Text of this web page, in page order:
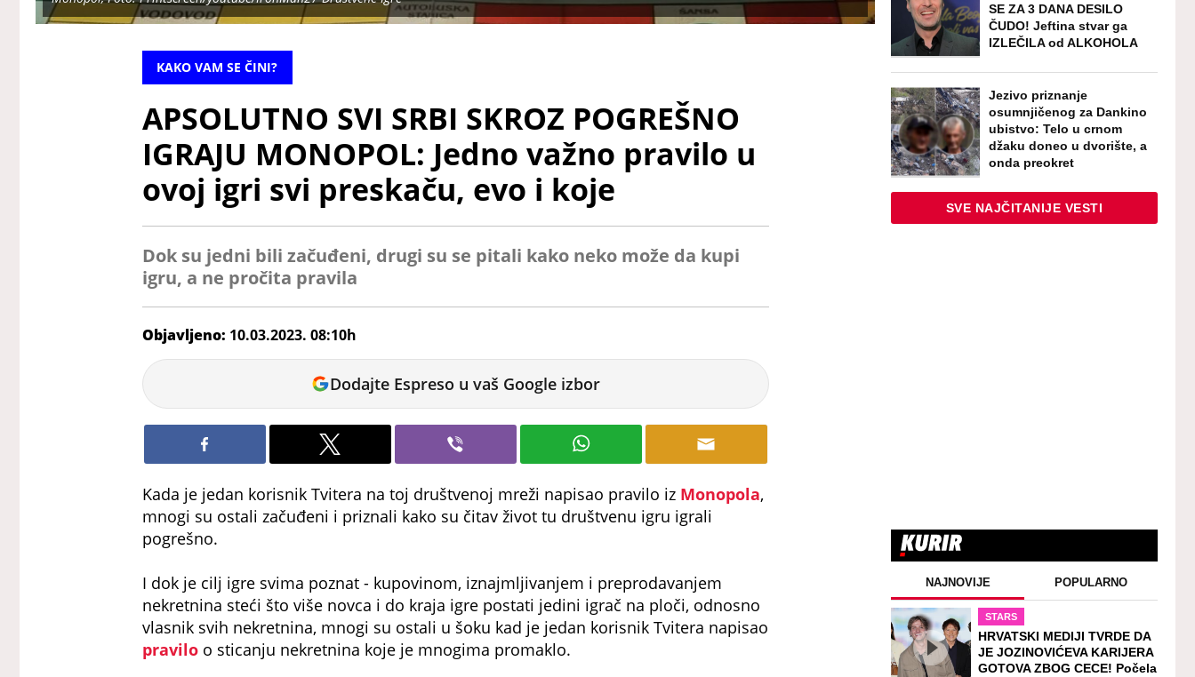
KAKO VAM SE ČINI?
APSOLUTNO SVI SRBI SKROZ POGREŠNO
IGRAJU MONOPOL: Jedno važno pravilo u
ovoj igri svi preskaču, evo i koje
Dok su jedni bili začuđeni, drugi su se pitali kako neko može da kupi
igru, a ne pročita pravila
Objavljeno: 10.03.2023. 08:10h
Dunja
Čavić
Dodajte Espreso u vaš Google izbor
Kada je jedan korisnik Tvitera na toj društvenoj mreži napisao pravilo iz Monopola,
mnogi su ostali začuđeni i priznali kako su čitav život tu društvenu igru igrali
pogrešno.
I dok je cilj igre svima poznat - kupovinom, iznajmljivanjem i preprodavanjem
nekretnina steći što više novca i do kraja igre postati jedini igrač na ploči, odnosno
vlasnik svih nekretnina, mnogi su ostali u šoku kad je jedan korisnik Tvitera napisao
praviloo sticanju nekretnina koje je mnogima promaklo.
SE ZA 3 DANA DESILO
ČUDO! Jeftina stvar ga
IZLEČILA od ALKOHOLA
Jezivo priznanje
osumnjičenog za Dankino
ubistvo: Telo u crnom
džaku doneo u dvorište, a
onda preokret
SVE NAJČITANIJE VESTI
NAJNOVIJE POPULARNO
STARS
HRVATSKI MEDIJI TVRDE DA
JE JOZINOVIĆEVA KARIJERA
GOTOVA ZBOG CECE! Počela